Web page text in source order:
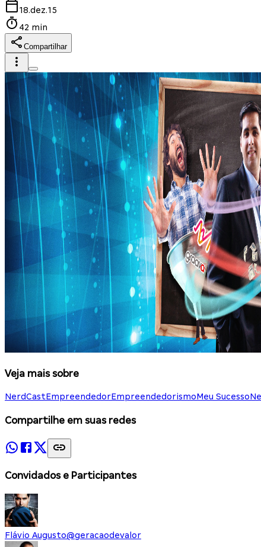
18.dez.15
42 min
Compartilhar
Veja mais sobre
NerdCastEmpreendedorEmpreendedorismoMeu Sucesso
Compartilhe em suas redes
Convidados e Participantes
Flávio Augusto@geracaodevalor